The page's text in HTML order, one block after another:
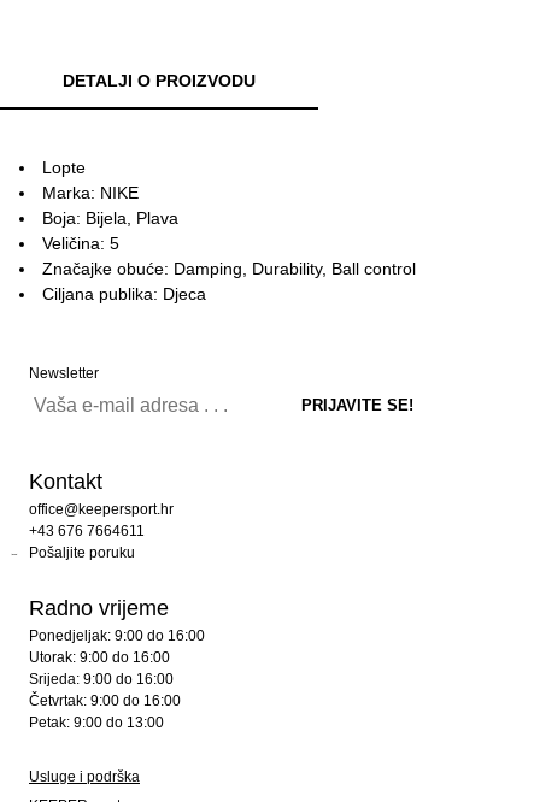
DETALJI O PROIZVODU
Lopte
Marka: NIKE
Boja: Bijela, Plava
Veličina: 5
Značajke obuće: Damping, Durability, Ball control
Ciljana publika: Djeca
Newsletter
Kontakt
office@keepersport.hr
+43 676 7664611
Pošaljite poruku
Radno vrijeme
Ponedjeljak: 9:00 do 16:00
Utorak: 9:00 do 16:00
Srijeda: 9:00 do 16:00
Četvrtak: 9:00 do 16:00
Petak: 9:00 do 13:00
Usluge i podrška